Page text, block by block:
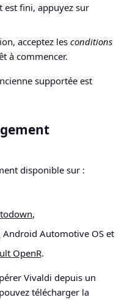
est fini, appuyez sur
acceptez les conditions
à commencer.
supportée est
disponible sur :
,
Android Automotive OS et
OpenR.
Vivaldi depuis un
télécharger la